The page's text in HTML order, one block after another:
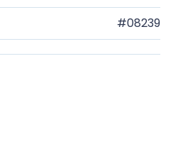
#08239